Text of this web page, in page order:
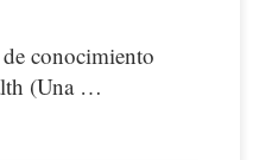
conocimiento
(Una …